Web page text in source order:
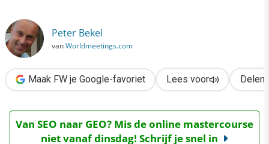
Peter Bekel
vanWorldmeetings.com
Maak FW je Google-favoriet Lees voor Delen
Van SEO naar GEO? Mis de online mastercourse
niet vanaf dinsdag! Schrijf je snel in